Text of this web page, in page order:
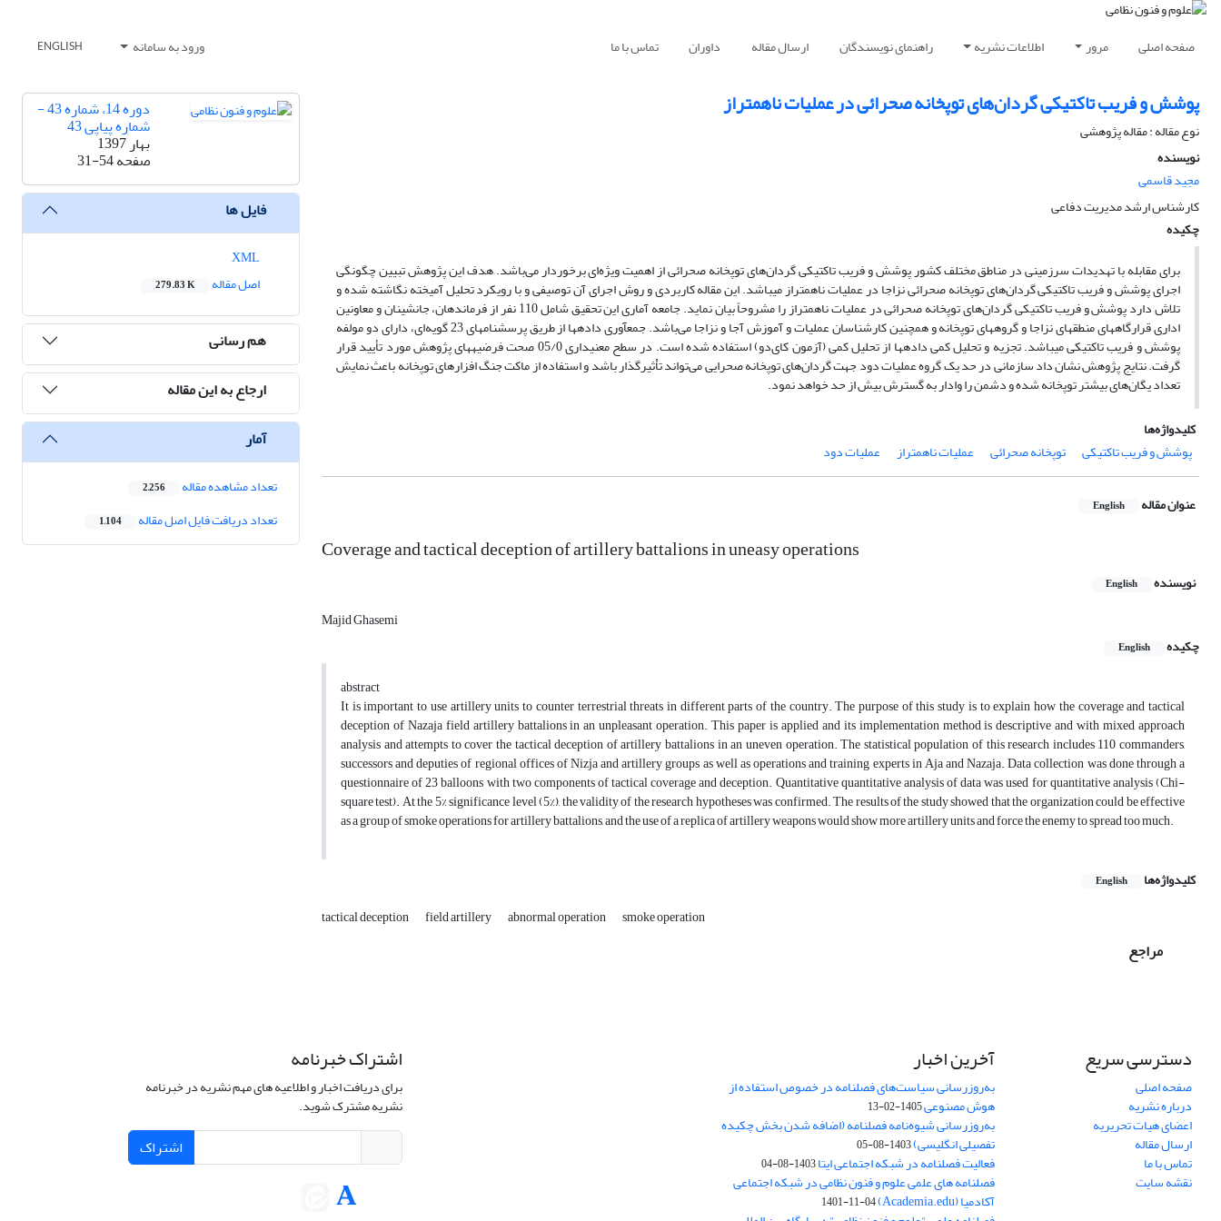
صفحه اصلی مرور اطلاعات نشریه راهنمای نویسندگان ارسال مقاله داوران تماس با ما ورود به سامانه ENGLISH
پوشش و فریب تاکتیکی گردان‌های توپخانه صحرائی در عملیات ناهمتراز
نوع مقاله : مقاله پژوهشی
نویسنده
مجید قاسمی
کارشناس ارشد مدیریت دفاعی
چکیده
برای مقابله با تهدیدات سرزمینی در مناطق مختلف کشور پوشش و فریب تاکتیکی گردان‌های توپخانه صحرائی از اهمیت ویژه‌ای برخوردار می‌باشد. هدف این پژوهش تبیین چگونگی
اجرای پوشش و فریب تاکتیکی گردان‌های توپخانه صحرائی نزاجا در عملیات ناهمتراز می­باشد. این مقاله کاربردی و روش اجرای آن توصیفی و با رویکرد تحلیل آمیخته نگاشته شده و
تلاش دارد پوشش و فریب تاکتیکی گردان‌های توپخانه صحرائی در عملیات ناهمتراز را مشروحاً بیان نماید. جامعه آماری این تحقیق شامل 110 نفر از فرماندهان، جانشینان و معاونین
اداری قرارگاه­های منطقه­ای نزاجا و گروه­های توپخانه و همچنین کارشناسان عملیات و آموزش آجا و نزاجا می‌باشد. جمع­آوری داده­ها از طریق پرسشنامه­ای 23 گویه‌ای، دارای دو مولفه
پوشش و فریب تاکتیکی می­باشد. تجزیه و تحلیل کمی داده­ها از تحلیل کمی (آزمون کای‌دو) استفاده شده است. در سطح معنی­داری 05/0 صحت فرضیه­های پژوهش مورد تأیید قرار
گرفت. نتایج پژوهش نشان داد سازمانی در حد یک گروه عملیات دود جهت گردان‌های توپخانه صحرایی می‌تواند تاْثیرگذار باشد و استفاده از ماکت‌ جنگ افزارهای توپخانه باعث نمایش
تعداد یگان‌های بیشتر توپخانه شده و دشمن را وادار به گسترش بیش از حد خواهد نمود.
کلیدواژه‌ها
پوشش و فریب تاکتیکی
توپخانه صحرائی عملیات ناهمتراز عملیات دود
عنوان مقاله English
Coverage and tactical deception of artillery battalions in uneasy operations
نویسنده English
Majid Ghasemi
چکیده
English
abstract
It is important to use artillery units to counter terrestrial threats in different parts of the country. The purpose of this study is to explain how the coverage and tactical
deception of Nazaja field artillery battalions in an unpleasant operation. This paper is applied and its implementation method is descriptive and with mixed approach
analysis and attempts to cover the tactical deception of artillery battalions in an uneven operation. The statistical population of this research includes 110 commanders,
successors and deputies of regional offices of Nizja and artillery groups as well as operations and training experts in Aja and Nazaja. Data collection was done through a
questionnaire of 23 balloons with two components of tactical coverage and deception. Quantitative quantitative analysis of data was used for quantitative analysis (Chi-
square test). At the 5% significance level (5%), the validity of the research hypotheses was confirmed. The results of the study showed that the organization could be effective
as a group of smoke operations for artillery battalions, and the use of a replica of artillery weapons would show more artillery units and force the enemy to spread too much.
کلیدواژه‌ها English
tactical deception field artillery abnormal operation smoke operation
مراجع
دوره 14، شماره 43 -
شماره پیاپی 43
بهار 1397
صفحه31-54
فایل ها
اصل مقاله
279.83 K
هم رسانی
ارجاع به این مقاله
آمار
تعداد مشاهده مقاله 2,256
تعداد دریافت فایل اصل مقاله 1,104
دسترسی سریع
صفحه اصلی
درباره نشریه
اعضای هیات تحریریه
ارسال مقاله
تماس با ما
نقشه سایت
آخرین اخبار
به‌روزرسانی سیاست‌های فصلنامه در خصوص استفاده از
هوش مصنوعی1405-02-13
به‌روزرسانی شیوه‌نامه فصلنامه (اضافه شدن بخش چکیده
تفصیلی انگلیسی)1403-08-05
فعالیت فصلنامه در شبکه اجتماعی ایتا1403-08-04
فصلنامه های علمی علوم و فنون نظامی در شبکه اجتماعی
آکادمیا (Academia.edu) 1401-11-04
اشتراک خبرنامه
برای دریافت اخبار و اطلاعیه های مهم نشریه در خبرنامه
نشریه مشترک شوید.
اشتراک